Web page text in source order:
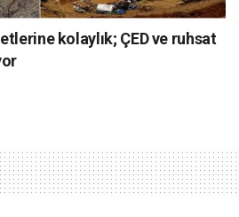
kolaylık; ÇED ve ruhsat